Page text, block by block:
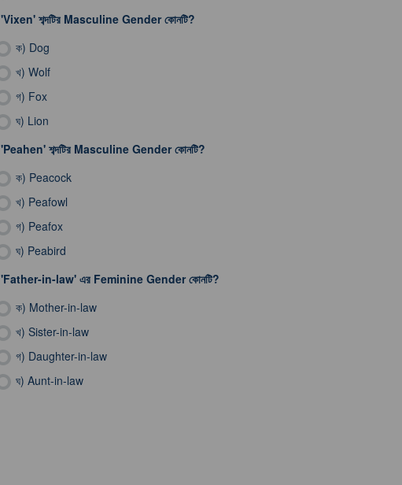
'Vixen' শব্দটির Masculine Gender কোনটি?
ক) Dog
খ) Wolf
গ) Fox
ঘ) Lion
'Peahen' শব্দটির Masculine Gender কোনটি?
ক) Peacock
খ) Peafowl
গ) Peafox
ঘ) Peabird
'Father-in-law' এর Feminine Gender কোনটি?
ক) Mother-in-law
খ) Sister-in-law
গ) Daughter-in-law
ঘ) Aunt-in-law